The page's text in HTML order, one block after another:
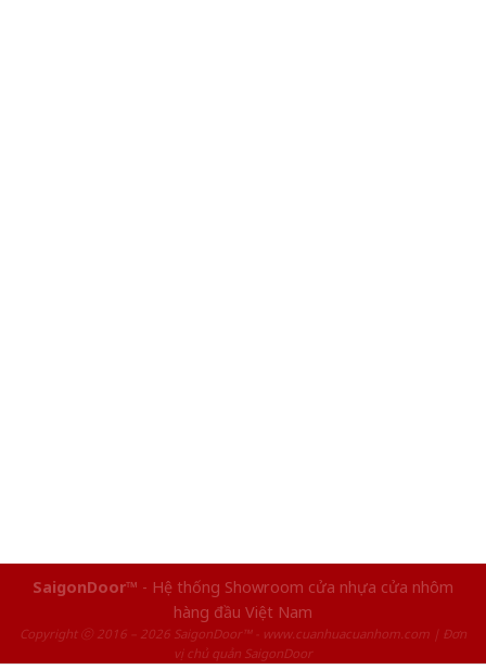
SaigonDoor™ - Hệ thống Showroom cửa nhựa cửa nhôm
hàng đầu Việt Nam
Copyright ⓒ 2016 – 2026 SaigonDoor™ - www.cuanhuacuanhom.com | Đơn
vị chủ quản SaigonDoor